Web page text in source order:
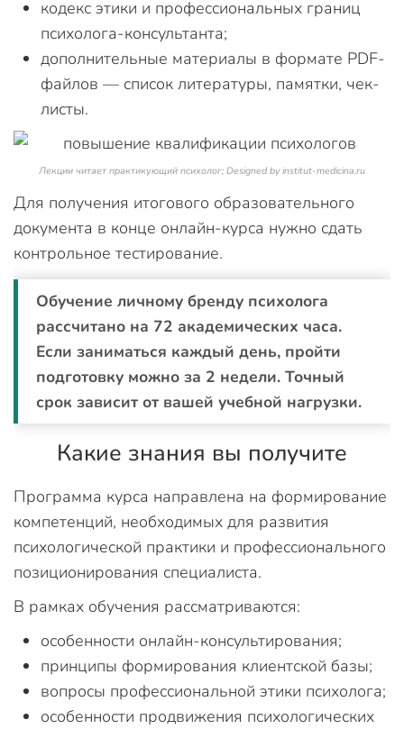
кодекс этики и профессиональных границ
психолога-консультанта;
дополнительные материалы в формате PDF-
файлов — список литературы, памятки, чек-
листы.
Лекции читает практикующий психолог; Designed by institut-medicina.ru
Для получения итогового образовательного
документа в конце онлайн-курса нужно сдать
контрольное тестирование.
Обучение личному бренду психолога
рассчитано на 72 академических часа.
Если заниматься каждый день, пройти
подготовку можно за 2 недели. Точный
срок зависит от вашей учебной нагрузки.
Какие знания вы получите
Программа курса направлена на формирование
компетенций, необходимых для развития
психологической практики и профессионального
позиционирования специалиста.
В рамках обучения рассматриваются:
особенности онлайн-консультирования;
принципы формирования клиентской базы;
вопросы профессиональной этики психолога;
особенности продвижения психологических